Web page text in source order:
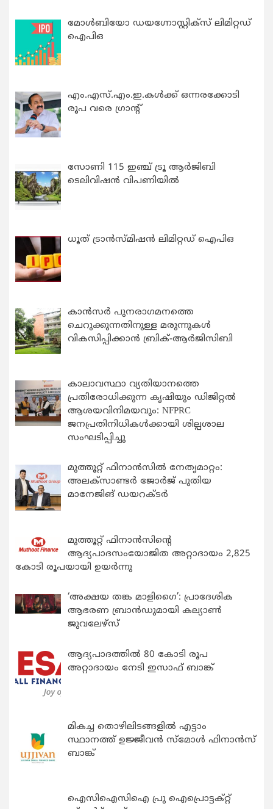
മോൾബിയോ ഡയഗ്നോസ്റ്റിക്സ് ലിമിറ്റഡ്
ഐപിഒ
എം.എസ്.എം.ഇ.കൾക്ക് ഒന്നരക്കോടി
രൂപ വരെ ഗ്രാന്റ്
സോണി 115 ഇഞ്ച് ട്രൂ ആർജിബി
ടെലിവിഷൻ വിപണിയിൽ
ധൂത് ട്രാൻസ്മിഷൻ ലിമിറ്റഡ് ഐപിഒ
കാന്‍സര്‍ പുനരാഗമനത്തെ
ചെറുക്കുന്നതിനുള്ള മരുന്നുകള്‍
വികസിപ്പിക്കാന്‍ ബ്രിക്-ആര്‍ജിസിബി
കാലാവസ്ഥാ വ്യതിയാനത്തെ
പ്രതിരോധിക്കുന്ന കൃഷിയും ഡിജിറ്റൽ
ആശയവിനിമയവും: NFPRC
ജനപ്രതിനിധികൾക്കായി ശില്പശാല
സംഘടിപ്പിച്ചു
മുത്തൂറ്റ് ഫിനാൻസിൽ നേതൃമാറ്റം:
അലക്സാണ്ടർ ജോർജ് പുതിയ
മാനേജിങ് ഡയറക്ടർ
മുത്തൂറ്റ് ഫിനാൻസിന്റെ
ആദ്യപാദസംയോജിത അറ്റാദായം 2,825
കോടി രൂപയായി ഉയർന്നു
‘അക്ഷയ തങ്ക മാളിഗൈ’: പ്രാദേശിക
ആഭരണ ബ്രാന്‍ഡുമായി കല്യാണ്‍
ജുവലേഴ്‌സ്
ആദ്യപാദത്തിൽ 80 കോടി രൂപ
അറ്റാദായം നേടി ഇസാഫ് ബാങ്ക്
മികച്ച തൊഴിലിടങ്ങളിൽ എട്ടാം
സ്ഥാനത്ത് ഉജ്ജീവൻ സ്മോൾ ഫിനാൻസ്
ബാങ്ക്
ഐസിഐസിഐ പ്രു ഐപ്രൊട്ടക്റ്റ്